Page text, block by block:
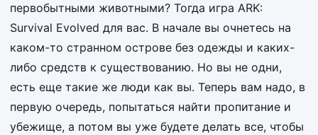
первобытными животными? Тогда игра ARK:
Survival Evolved для вас. В начале вы очнетесь на
каком-то странном острове без одежды и каких-
либо средств к существованию. Но вы не одни,
есть еще такие же люди как вы. Теперь вам надо, в
первую очередь, попытаться найти пропитание и
убежище, а потом вы уже будете делать все, чтобы